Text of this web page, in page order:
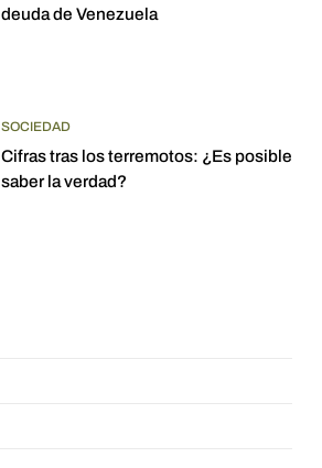
deuda de Venezuela
SOCIEDAD
Cifras tras los terremotos: ¿Es posible
saber la verdad?